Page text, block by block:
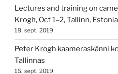
Lectures and training on
Krogh, Oct 1–2, Tallinn, Estonia
18. sept. 2019
Peter Krogh kaameraskänni
Tallinnas
16. sept. 2019